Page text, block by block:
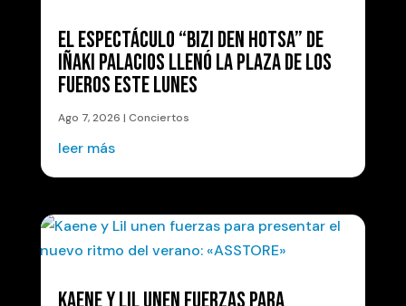
EL ESPECTÁCULO “BIZI DEN HOTSA” DE
IÑAKI PALACIOS LLENÓ LA PLAZA DE LOS
FUEROS ESTE LUNES
Ago 7, 2026 | Conciertos
leer más